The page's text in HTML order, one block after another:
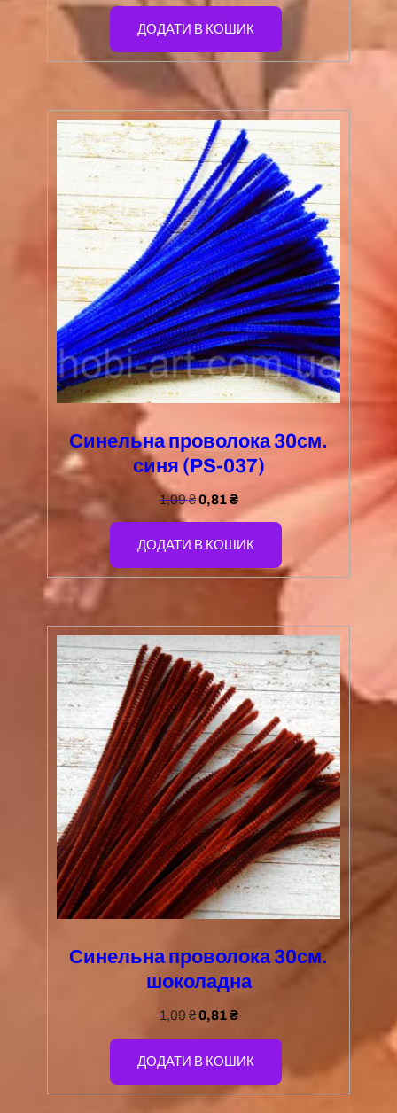
ДОДАТИ В КОШИК
Синельна проволока 30см.
синя (PS-037)
1,09₴ 0,81₴
ДОДАТИ В КОШИК
Синельна проволока 30см.
шоколадна
1,09₴ 0,81₴
ДОДАТИ В КОШИК